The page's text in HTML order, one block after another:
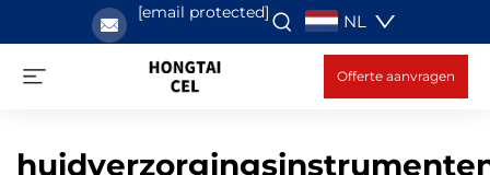
[email protected] NL
Offerte aanvragen